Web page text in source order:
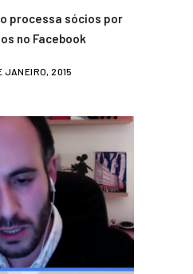
processa sócios por
no Facebook
JANEIRO, 2015